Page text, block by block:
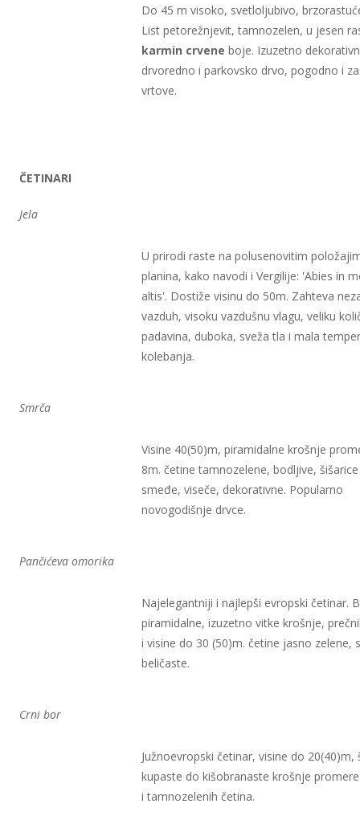
Do 45 m visoko, svetloljubivo,
List petorežnjevit, tamnozelen, u jesen
karmin crvene boje. Izuzetno
drvoredno i parkovsko drvo, pogodno i
vrtove.
ČETINARI
Jela
U prirodi raste na polusenovitim
planina, kako navodi i Vergilije: 'Abies in
altis'. Dostiže visinu do 50m. Zahteva
vazduh, visoku vazdušnu vlagu, veliku
padavina, duboka, sveža tla i mala
kolebanja.
Smrča
Visine 40(50)m, piramidalne krošnje
8m. četine tamnozelene, bodljive,
smeđe, viseče, dekorativne. Popularno
novogodišnje drvce.
Pančićeva omorika
Najelegantniji i najlepši evropski četinar.
piramidalne, izuzetno vitke krošnje,
i visine do 30 (50)m. četine jasno zelene,
beličaste.
Crni bor
Južnoevropski četinar, visine do 20(40)m,
kupaste do kišobranaste krošnje
i tamnozelenih četina.